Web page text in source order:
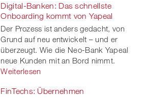
Digital-Banken: Das schnellste
Onboarding kommt von Yapeal
Der Prozess ist anders gedacht, von
Grund auf neu entwickelt – und er
überzeugt. Wie die Neo-Bank Yapeal
neue Kunden mit an Bord nimmt.
Weiterlesen
FinTechs: Übernehmen